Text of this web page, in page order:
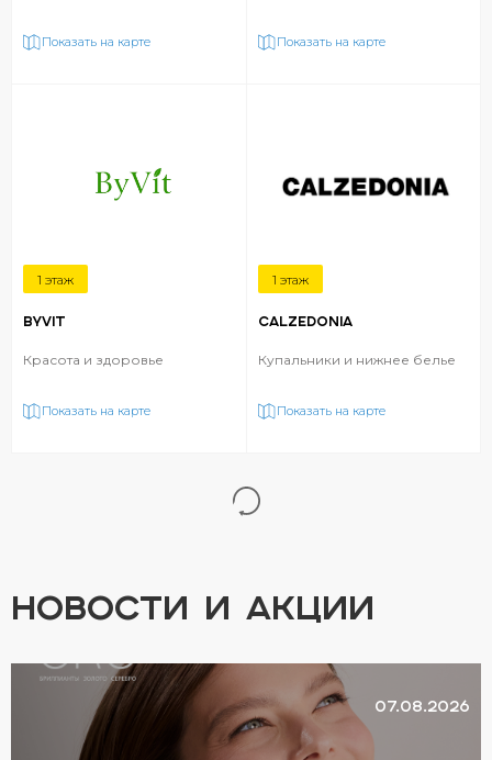
Показать на карте Показать на карте
1 этаж
BYVIT
Красота и здоровье
Показать на карте
1 этаж
CALZEDONIA
Купальники и нижнее белье
Показать на карте
НОВОСТИ И АКЦИИ
07.08.2026